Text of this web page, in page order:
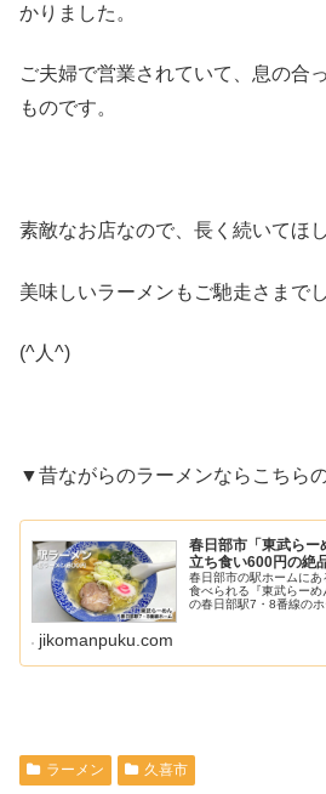
かりました。
ご夫婦で営業されていて、息の合
ものです。
素敵なお店なので、長く続いてほ
美味しいラーメンもご馳走さまで
(^人^)
▼昔ながらのラーメンならこちら
春日部市「東武らー
立ち食い600円の絶
春日部市の駅ホームに
食べられる『東武らー
の春日部駅7・8番線の
jikomanpuku.com
ラーメン 久喜市